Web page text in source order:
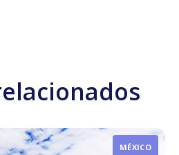
MÉXICO